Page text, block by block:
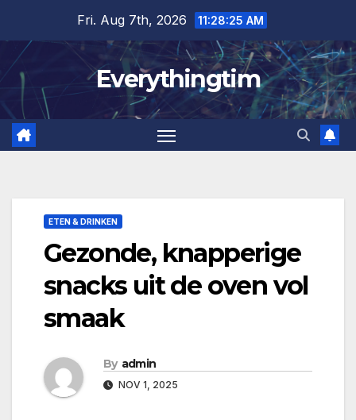
content
Fri. Aug 7th, 2026 11:28:27 AM
Everythingtim
ETEN & DRINKEN
Gezonde, knapperige
snacks uit de oven vol
smaak
By admin
NOV 1, 2025